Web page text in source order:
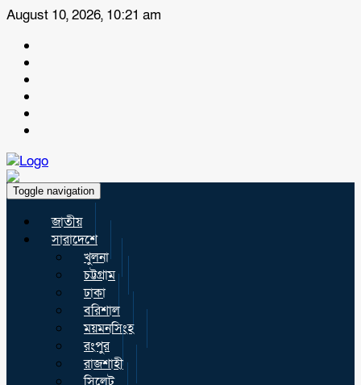
August 10, 2026, 10:21 am
Toggle navigation
জাতীয়
সারাদেশে
খুলনা
চট্টগ্রাম
ঢাকা
বরিশাল
ময়মনসিংহ
রংপুর
রাজশাহী